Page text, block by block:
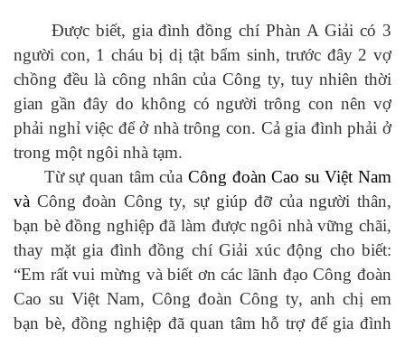
Được biết, gia đình đồng chí Phàn A Giải có 3
người con, 1 cháu bị dị tật bẩm sinh, trước đây 2 vợ
chồng đều là công nhân của Công ty, tuy nhiên thời
gian gần đây do không có người trông con nên vợ
phải nghỉ việc để ở nhà trông con. Cả gia đình phải ở
trong một ngôi nhà tạm.
Từ sự quan tâm của Công đoàn Cao su Việt Nam
và Công đoàn Công ty, sự giúp đỡ của người thân,
bạn bè đồng nghiệp đã làm được ngôi nhà vững chãi,
thay mặt gia đình đồng chí Giải xúc động cho biết:
“Em rất vui mừng và biết ơn các lãnh đạo Công đoàn
Cao su Việt Nam, Công đoàn Công ty, anh chị em
bạn bè, đồng nghiệp đã quan tâm hỗ trợ để gia đình